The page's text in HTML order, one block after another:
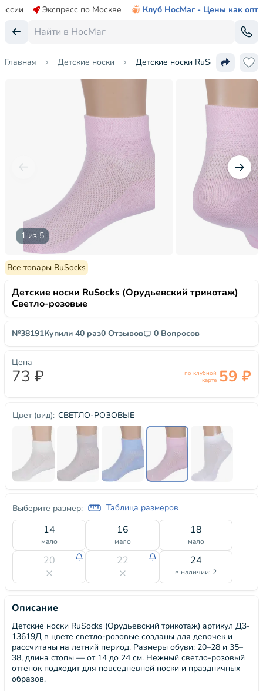
Экспресс по Москве Клуб НосМаг - Цены как опт
Главная Детские носки Детские носки RuSocks
1 из 5
Все товары RuSocks
Детские носки RuSocks (Орудьевский трикотаж)
Светло-розовые
№38191Купили 40 раз0 Отзывов 0 Вопросов
Цвет (вид): СВЕТЛО-РОЗОВЫЕ
Выберите размер: Таблица размеров
14
мало
16
мало
18
мало
20 22 24
в наличии: 2
Цена
73 ₽
по клубной
карте 59 ₽
Описание
Детские носки RuSocks (Орудьевский трикотаж) артикул Д3-
13619Д в цвете светло-розовые созданы для девочек и
рассчитаны на летний период. Размеры обуви: 20–28 и 35–
38, длина стопы — от 14 до 24 см. Нежный светло-розовый
оттенок подходит для повседневной носки и праздничных
образов.